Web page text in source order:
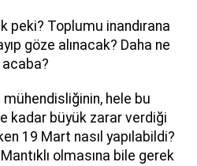
peki? Toplumu inandırana
göze alınacak? Daha ne
acaba?
hele bu
kadar büyük zarar verdiği
19 Mart nasıl yapılabildi?
olmasına bile gerek